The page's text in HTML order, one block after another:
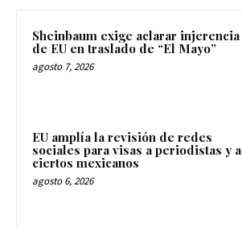
Sheinbaum exige aclarar injerencia
de EU en traslado de “El Mayo”
agosto 7, 2026
EU amplía la revisión de redes
sociales para visas a periodistas y a
ciertos mexicanos
agosto 6, 2026